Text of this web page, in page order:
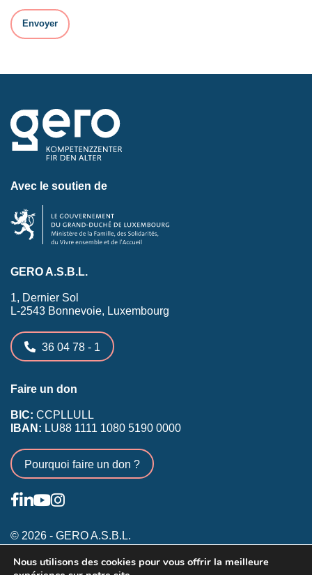
Avec le soutien de
GERO A.S.B.L.
1, Dernier Sol
L-2543 Bonnevoie, Luxembourg
36 04 78 - 1
Faire un don
BIC: CCPLLULL
IBAN: LU88 1111 1080 5190 0000
Pourquoi faire un don ?
© 2026 - GERO A.S.B.L.
Conditions générales
Nous utilisons des cookies pour vous offrir la meilleure